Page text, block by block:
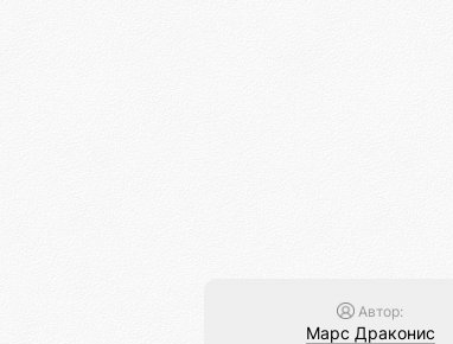
Автор:
Марс Драконис